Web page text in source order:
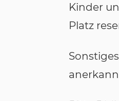
Kinder
Platz